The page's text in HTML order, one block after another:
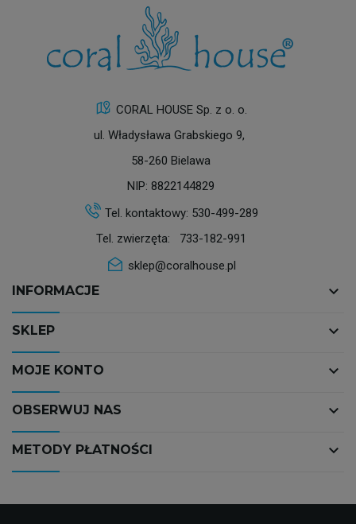
CORAL HOUSE Sp. z o. o.
ul. Władysława Grabskiego 9,
58-260 Bielawa
NIP: 8822144829
Tel. kontaktowy: 530-499-289
Tel. zwierzęta: 733-182-991
sklep@coralhouse.pl
INFORMACJE keyboard_arrow_down
SKLEP keyboard_arrow_down
MOJE KONTO keyboard_arrow_down
OBSERWUJ NAS keyboard_arrow_down
METODY PŁATNOŚCI keyboard_arrow_down